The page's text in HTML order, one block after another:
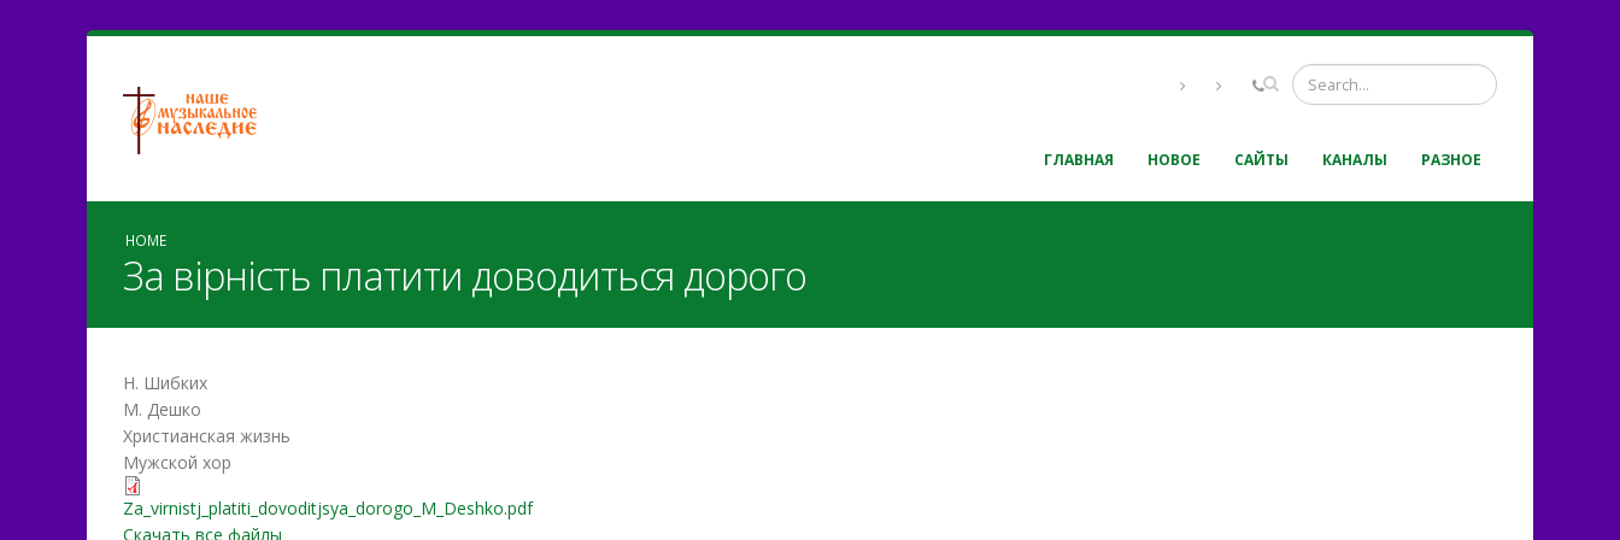
ГЛАВНАЯ НОВОЕ САЙТЫ КАНАЛЫ РАЗНОЕ
HOME
За вірність платити доводиться дорого
Н. Шибких
М. Дешко
Христианская жизнь
Мужской хор
Za_vіrnіstj_platiti_dovoditjsya_dorogo_M_Deshko.pdf
Za_vіrnіstj_platiti_dovoditjsya_dorogo_M_Deshko.pdf
Скачать все файлы